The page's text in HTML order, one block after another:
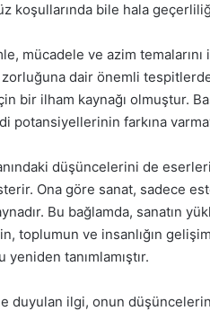
koşullarında bile hala
mücadele ve azim temalarını
zorluğuna dair önemli
bir ilham kaynağı olmuştur.
potansiyellerinin farkına
düşüncelerini de
Ona göre sanat, sadece
Bu bağlamda, sanatın
toplumun ve insanlığın
yeniden tanımlamıştır.
duyulan ilgi, onun